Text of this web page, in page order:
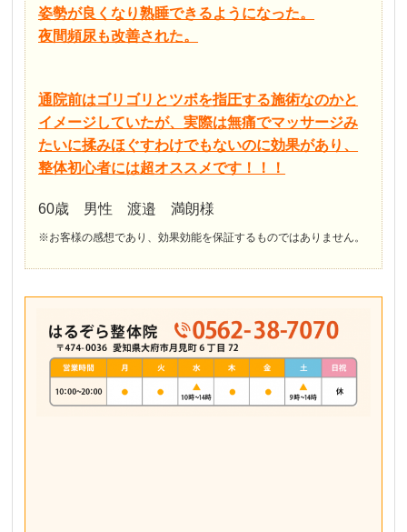
姿勢が良くなり熟睡できるようになった。
夜間頻尿も改善された。
通院前はゴリゴリとツボを指圧する施術なのかと
イメージしていたが、実際は無痛でマッサージみ
たいに揉みほぐすわけでもないのに効果があり、
整体初心者には超オススメです！！！
60歳 男性 渡邉 満朗様
※お客様の感想であり、効果効能を保証するものではありません。